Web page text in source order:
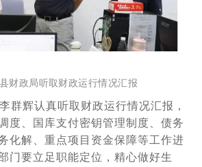
财政局听取财政运行情况汇报
群辉认真听取财政运行情况汇报，
度、国库支付密钥管理制度、债务
化解、重点项目资金保障等工作进
门要立足职能定位，精心做好生